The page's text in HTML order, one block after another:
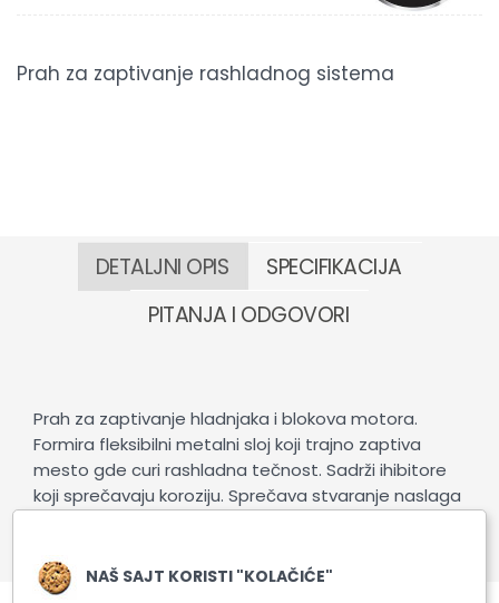
Prah za zaptivanje rashladnog sistema
DETALJNI OPIS
SPECIFIKACIJA
PITANJA I ODGOVORI
Prah za zaptivanje hladnjaka i blokova motora.
Formira fleksibilni metalni sloj koji trajno zaptiva
mesto gde curi rashladna tečnost. Sadrži ihibitore
koji sprečavaju koroziju. Sprečava stvaranje naslaga
NAŠ SAJT KORISTI "KOLAČIĆE"